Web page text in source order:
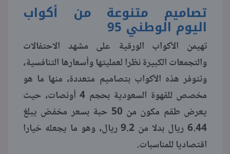
تصاميم متنوعة من أكواب
اليوم الوطني 95
تهيمن الأكواب الورقية على مشهد الاحتفالات
والتجمعات الكبيرة نظرا لعمليتها وأسعارها التنافسية،
وتتوفر هذه الأكواب بتصاميم متعددة، منها ما هو
مخصص للقهوة السعودية بحجم 4 أونصات، حيث
يعرض طقم مكون من 50 حبة بسعر مخفض يبلغ
6.44 ريال بدلا من 9.2 ريال، وهو ما يجعله خيارا
اقتصاديا للمناسبات.